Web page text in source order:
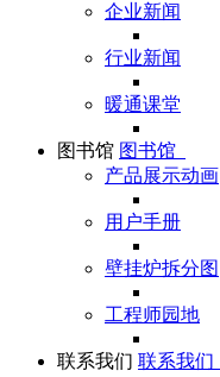
企业新闻
行业新闻
暖通课堂
图书馆 图书馆
产品展示动画
用户手册
壁挂炉拆分图
工程师园地
联系我们 联系我们